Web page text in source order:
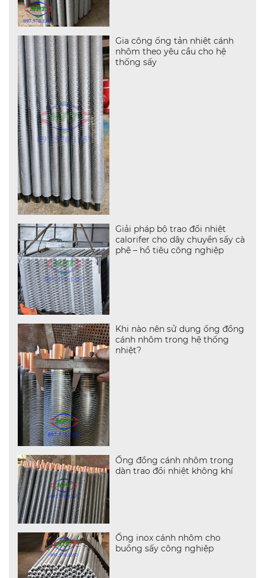
Gia công ống tản nhiệt cánh
nhôm theo yêu cầu cho hệ
thống sấy
Giải pháp bộ trao đổi nhiệt
calorifer cho dây chuyền sấy cà
phê – hồ tiêu công nghiệp
Khi nào nên sử dụng ống đồng
cánh nhôm trong hệ thống
nhiệt?
Ống đồng cánh nhôm trong
dàn trao đổi nhiệt không khí
Ống inox cánh nhôm cho
buồng sấy công nghiệp